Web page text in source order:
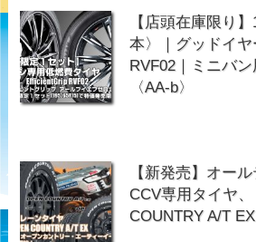
【店頭在庫限り
本〉｜グッドイ
RVF02｜ミニバ
〈AA-b〉
【新発売】オー
CCV専用タイヤ
COUNTRY A/T